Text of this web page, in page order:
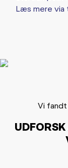
Læs mere via
Vi fandt